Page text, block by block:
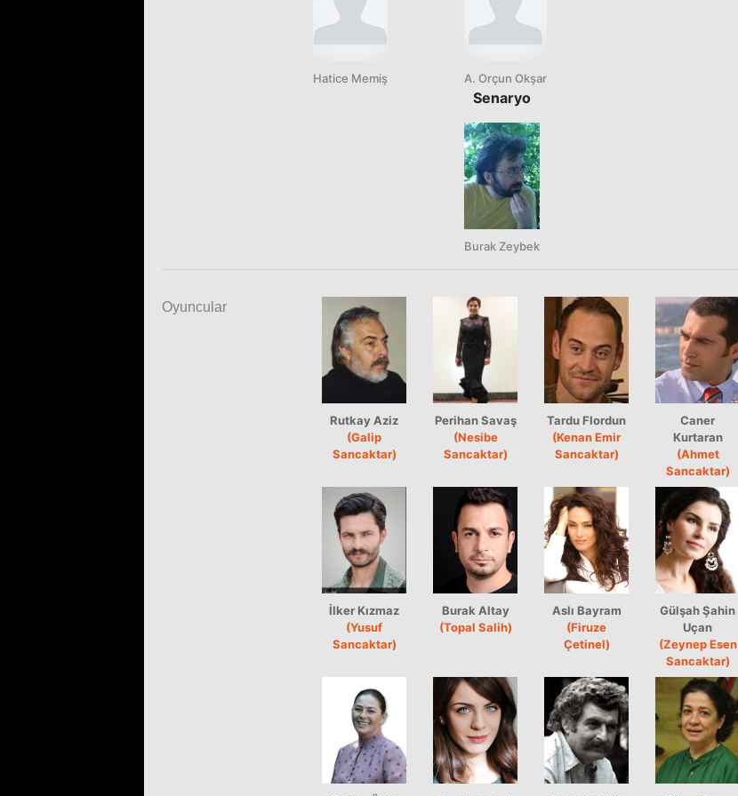
Hatice Memiş A. Orçun Okşar
Senaryo
Burak Zeybek
Oyuncular
Rutkay Aziz
(Galip
Sancaktar)
Perihan Savaş
(Nesibe
Sancaktar)
Tardu Flordun
(Kenan Emir
Sancaktar)
Caner
Kurtaran
(Ahmet
Sancaktar)
İlker Kızmaz
(Yusuf
Sancaktar)
Burak Altay
(Topal Salih)
Aslı Bayram
(Firuze
Çetinel)
Gülşah Şahin
Uçan
(Zeynep Esen
Sancaktar)